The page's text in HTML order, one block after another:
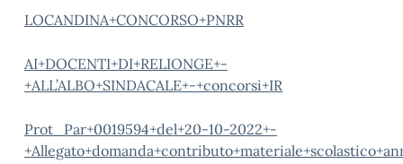
LOCANDINA+CONCORSO+PNRR
AI+DOCENTI+DI+RELIONGE+-
+ALL’ALBO+SINDACALE+-+concorsi+IR
Prot_Par+0019594+del+20-10-2022+-